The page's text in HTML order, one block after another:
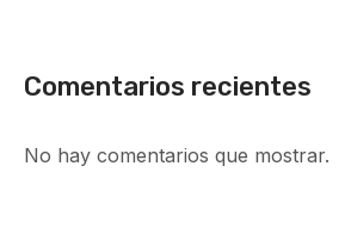
Comentarios recientes
No hay comentarios que mostrar.